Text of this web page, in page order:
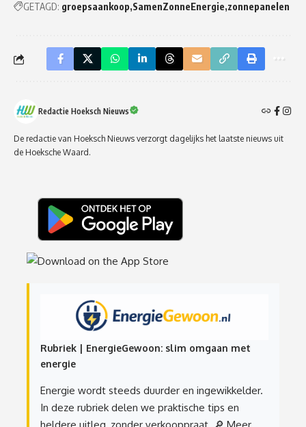
GETAGD: groepsaankoop SamenZonneEnergie zonnepanelen
Redactie Hoeksch Nieuws
De redactie van Hoeksch Nieuws verzorgt dagelijks het laatste nieuws uit
de Hoeksche Waard.
Rubriek | EnergieGewoon: slim omgaan met
energie
Energie wordt steeds duurder en ingewikkelder.
In deze rubriek delen we praktische tips en